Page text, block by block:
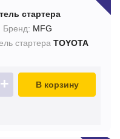
стартера
Бренд: MFG
стартера TOYOTA
+ В корзину